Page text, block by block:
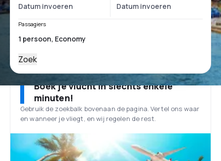
Passagiers
Zoek
Boek je vlucht in slechts enkele
minuten!
Gebruik de zoekbalk bovenaan de pagina. Vertel ons waar
en wanneer je vliegt, en wij regelen de rest.